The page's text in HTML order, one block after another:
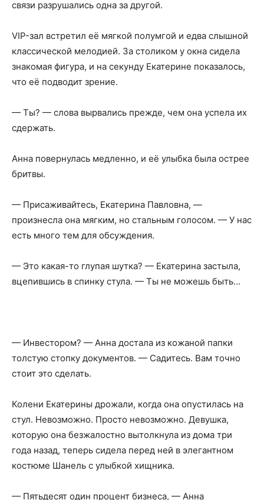
связи разрушались одна за другой.
VIP-зал встретил её мягкой полумгой и едва слышной
классической мелодией. За столиком у окна сидела
знакомая фигура, и на секунду Екатерине показалось,
что её подводит зрение.
— Ты? — слова вырвались прежде, чем она успела их
сдержать.
Анна повернулась медленно, и её улыбка была острее
бритвы.
— Присаживайтесь, Екатерина Павловна, —
произнесла она мягким, но стальным голосом. — У нас
есть много тем для обсуждения.
— Это какая-то глупая шутка? — Екатерина застыла,
вцепившись в спинку стула. — Ты не можешь быть…
— Инвестором? — Анна достала из кожаной папки
толстую стопку документов. — Садитесь. Вам точно
стоит это сделать.
Колени Екатерины дрожали, когда она опустилась на
стул. Невозможно. Просто невозможно. Девушка,
которую она безжалостно вытолкнула из дома три
года назад, теперь сидела перед ней в элегантном
костюме Шанель с улыбкой хищника.
— Пятьдесят один процент бизнеса, — Анна